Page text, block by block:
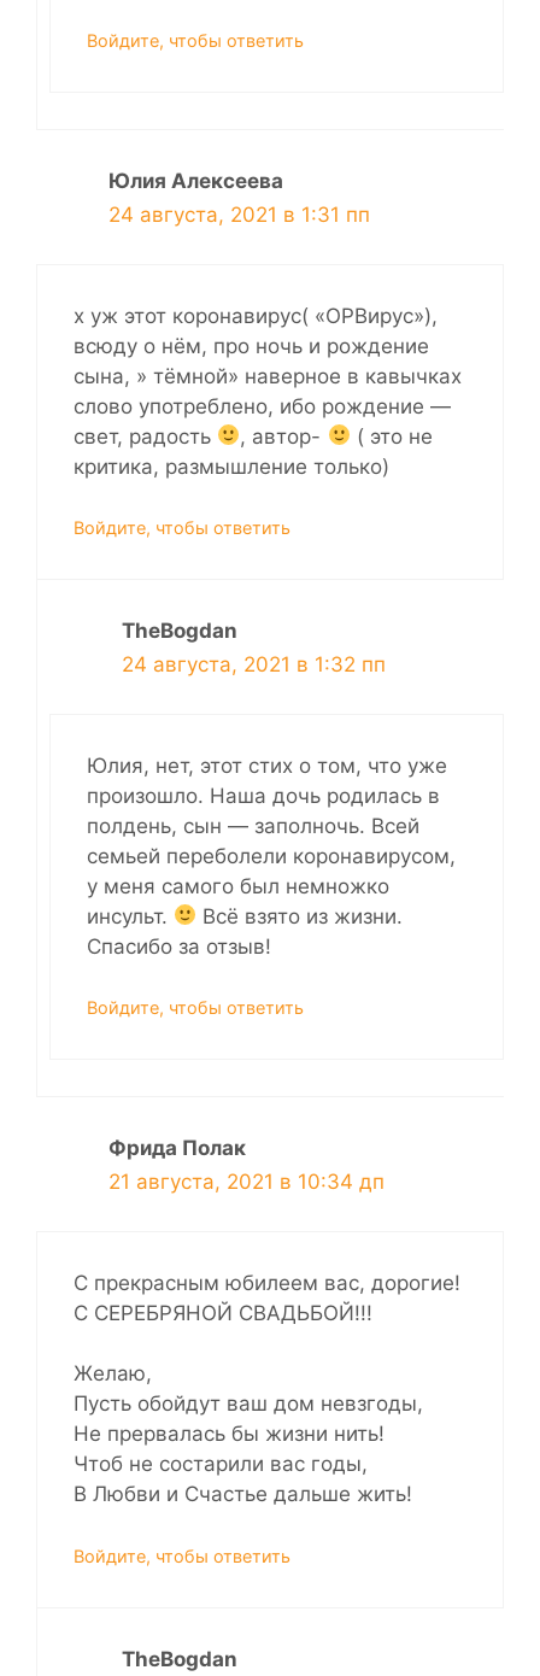
Войдите, чтобы ответить
Юлия Алексеева
24 августа, 2021 в 1:31 пп
х уж этот коронавирус( «ОРВирус»),
всюду о нём, про ночь и рождение
сына, » тёмной» наверное в кавычках
слово употреблено, ибо рождение —
свет, радость
, автор-
( это не
критика, размышление только)
Войдите, чтобы ответить
TheBogdan
24 августа, 2021 в 1:32 пп
Юлия, нет, этот стих о том, что уже
произошло. Наша дочь родилась в
полдень, сын — заполночь. Всей
семьей переболели коронавирусом,
у меня самого был немножко
инсульт.
Всё взято из жизни.
Спасибо за отзыв!
Войдите, чтобы ответить
Фрида Полак
21 августа, 2021 в 10:34 дп
С прекрасным юбилеем вас, дорогие!
С СЕРЕБРЯНОЙ СВАДЬБОЙ!!!
Желаю,
Пусть обойдут ваш дом невзгоды,
Не прервалась бы жизни нить!
Чтоб не состарили вас годы,
В Любви и Счастье дальше жить!
Войдите, чтобы ответить
TheBogdan